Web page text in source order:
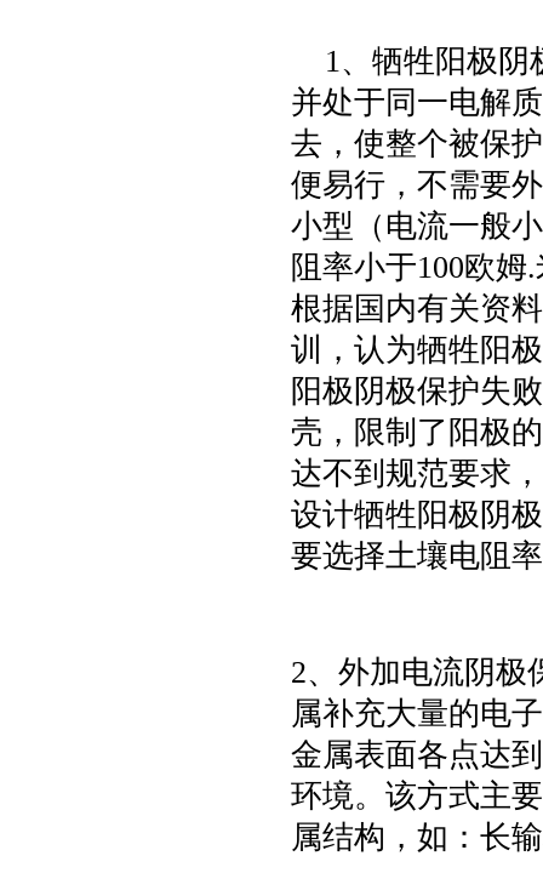
1、牺牲阳极阴
并处于同一电解
去，使整个被保
便易行，不需要
小型（电流一般
阻率小于100欧姆.
根据国内有关资
训，认为牺牲阳
阳极阴极保护失
壳，限制了阳极
达不到规范要求
设计牺牲阳极阴
要选择土壤电阻
2、外加电流阴极
属补充大量的电
金属表面各点达
环境。该方式主
属结构，如：长